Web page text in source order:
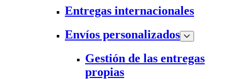
Entregas internacionales
Envíos personalizados
Gestión de las entregas
propias